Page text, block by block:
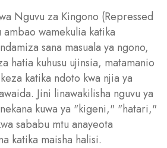
Nguvu za Kingono (Repressed
ambao wamekulia katika
sana masuala ya ngono,
hatia kuhusu ujinsia, matamanio
katika ndoto kwa njia ya
Jini linawakilisha nguvu ya
kuwa ya "kigeni," "hatari,"
sababu mtu anayeota
katika maisha halisi.